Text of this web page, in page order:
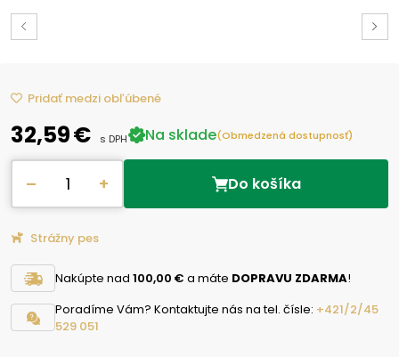
Pridať medzi obľúbené
32,59 € s DPH Na sklade(Obmedzená dostupnosť)
– + Do košíka
Strážny pes
Nakúpte nad 100,00 € a máte DOPRAVU ZDARMA!
Poradíme Vám? Kontaktujte nás na tel. čísle: +421/2/45
529 051